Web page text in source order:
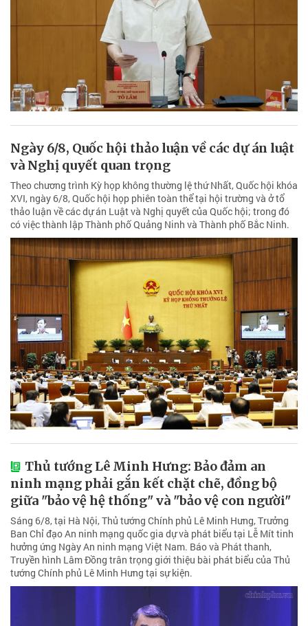
Ngày 6/8, Quốc hội thảo luận về các dự án luật
và Nghị quyết quan trọng
Theo chương trình Kỳ họp không thường lệ thứ Nhất, Quốc hội khóa
XVI, ngày 6/8, Quốc hội họp phiên toàn thể tại hội trường và ở tổ
thảo luận về các dự án Luật và Nghị quyết của Quốc hội; trong đó
có việc thành lập Thành phố Quảng Ninh và Thành phố Bắc Ninh.
Thủ tướng Lê Minh Hưng: Bảo đảm an
ninh mạng phải gắn kết chặt chẽ, đồng bộ
giữa "bảo vệ hệ thống" và "bảo vệ con người"
Sáng 6/8, tại Hà Nội, Thủ tướng Chính phủ Lê Minh Hưng, Trưởng
Ban Chỉ đạo An ninh mạng quốc gia dự và phát biểu tại Lễ Mít tinh
hưởng ứng Ngày An ninh mạng Việt Nam. Báo và Phát thanh,
Truyền hình Lâm Đồng trân trọng giới thiệu bài phát biểu của Thủ
tướng Chính phủ Lê Minh Hưng tại sự kiện.